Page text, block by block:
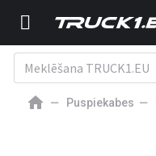
Puspiekabes